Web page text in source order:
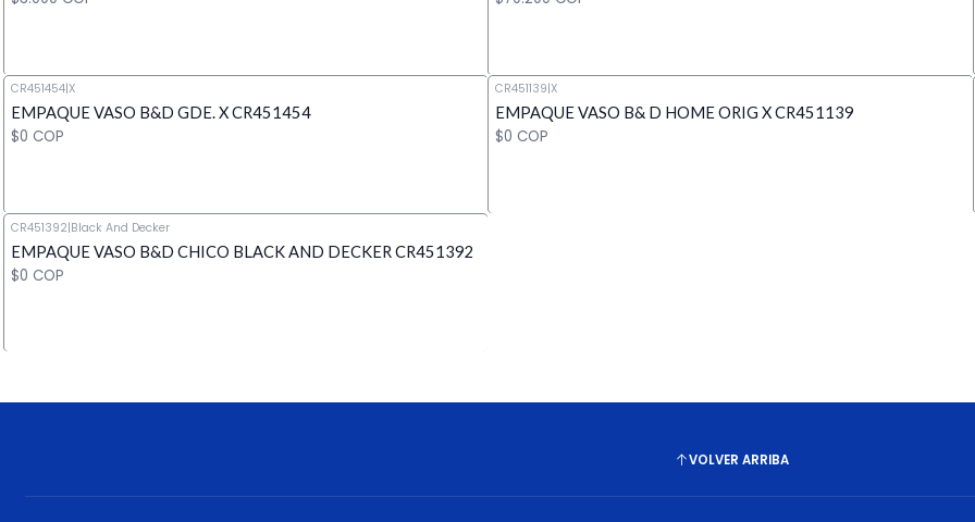
Cantidad Cantidad
CR451454|X
EMPAQUE VASO B&D GDE. X CR451454
$0 COP
Cantidad
CR451139|X
EMPAQUE VASO B& D HOME ORIG X CR451139
$0 COP
CR451392|Black And Decker
EMPAQUE VASO B&D CHICO BLACK AND DECKER CR451392
$0 COP
Cantidad
VOLVER ARRIBA